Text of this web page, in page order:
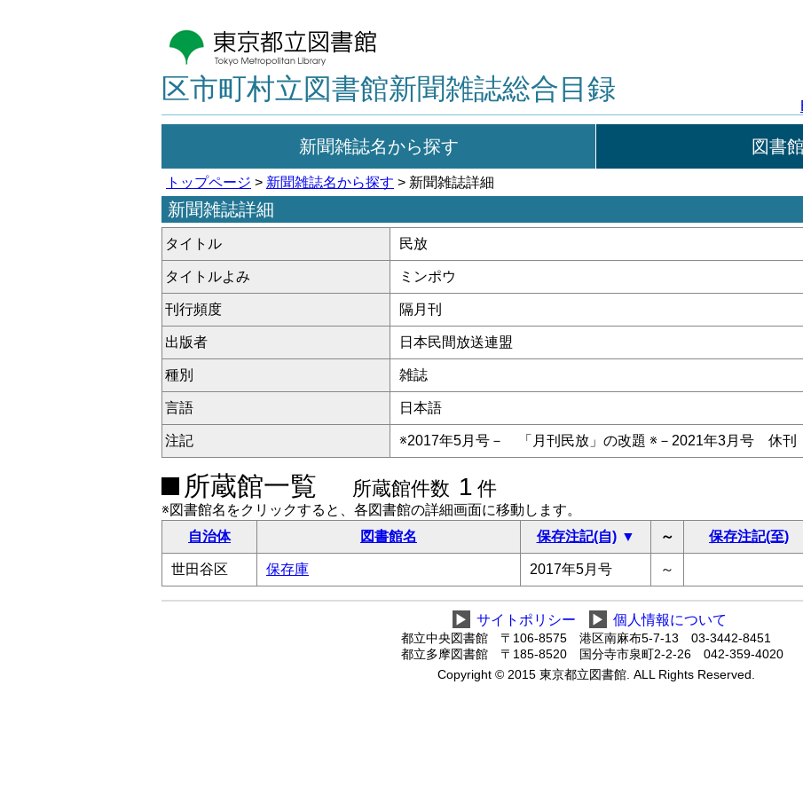
区市町村立図書館新聞雑誌総合目録
新聞雑誌名から探す 図書
トップページ > 新聞雑誌名から探す > 新聞雑誌詳細
新聞雑誌詳細
タイトル 民放
タイトルよみ ミンポウ
刊行頻度 隔月刊
出版者 日本民間放送連盟
種別 雑誌
言語 日本語
注記 ※2017年5月号－ 「月刊民放」の改題 ※－2021年3月号 休刊
所蔵館一覧 所蔵館件数 1 件
※図書館名をクリックすると、各図書館の詳細画面に移動します。
自治体
図書館名 保存注記(自) ～ 保存注記(至)
世田谷区 保存庫 2017年5月号 ～
▶ サイトポリシー ▶ 個人情報について
都立中央図書館 〒106-8575 港区南麻布5-7-13 03-3442-8451
都立多摩図書館 〒185-8520 国分寺市泉町2-2-26 042-359-4020
Copyright © 2015 東京都立図書館. ALL Rights Reserved.